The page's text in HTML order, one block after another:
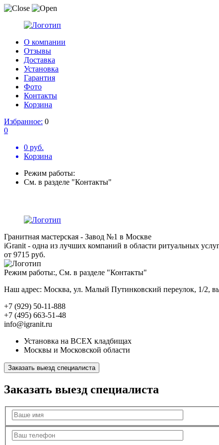
О компании
Отзывы
Доставка
Установка
Гарантия
Фото
Контакты
Корзина
Избранное: 0
0
0 руб.
Корзина
Режим работы:
См. в разделе "Контакты"
Гранитная мастерская - Завод №1 в Москве
iGranit - одна из лучших компаний в области ритуальных
от 9715 руб.
Режим работы:, См. в разделе "Контакты"
Наш адрес: Москва, ул. Малый Путинковский переулок, 1/2,
+7 (929) 50-11-888
+7 (495) 663-51-48
info@igranit.ru
Установка на ВСЕХ кладбищах
Москвы и Московской области
Заказать выезд специалиста
Заказать выезд специалиста